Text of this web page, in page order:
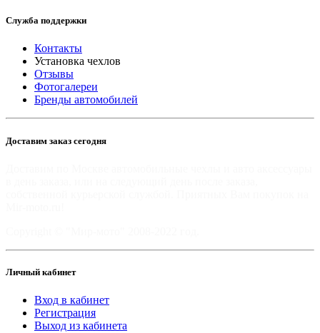
Служба поддержки
Контакты
Установка чехлов
Отзывы
Фотогалереи
Бренды автомобилей
Доставим заказ сегодня
Личный кабинет
Вход в кабинет
Регистрация
Выход из кабинета